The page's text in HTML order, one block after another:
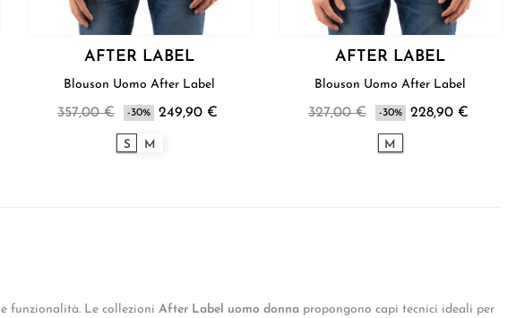
AFTER LABEL
Blouson Uomo After Label
357,00 € -30% 249,90 €
S M
AFTER LABEL
Blouson Uomo After Label
327,00 € -30% 228,90 €
M
funzionalità. Le collezioni After Label uomo donna propongono capi tecnici ideali per